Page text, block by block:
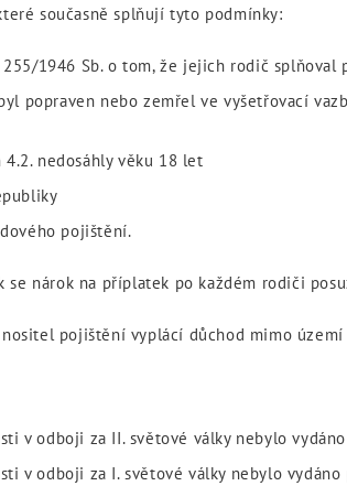
současně splňují tyto podmínky:
1946 Sb. o tom, že jejich rodič
popraven nebo zemřel ve vyšetřovací
nedosáhly věku 18 let
pojištění.
nárok na příplatek po každém rodiči
pojištění vyplácí důchod mimo území
v odboji za II. světové války nebylo
v odboji za I. světové války nebylo